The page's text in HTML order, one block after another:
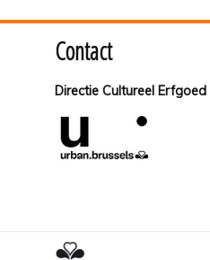
Contact
Directie Cultureel Erfgoed